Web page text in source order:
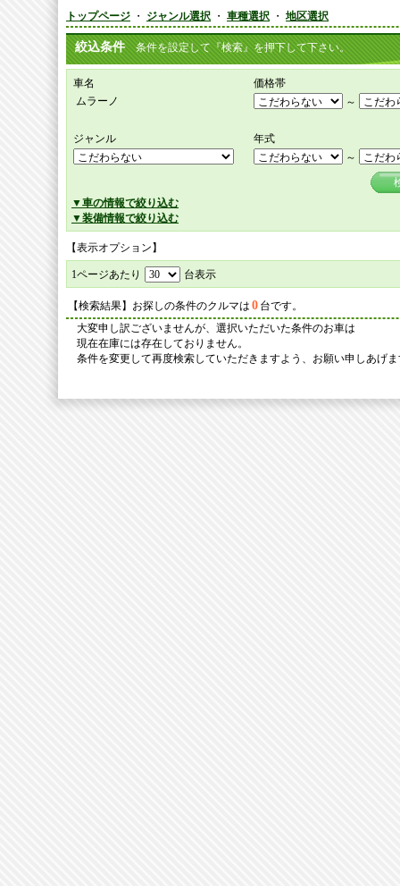
トップページ ・ ジャンル選択 ・ 車種選択 ・ 地区選択
絞込条件 条件を設定して『検索』を押下して下さい。
車名
価格帯
ムラーノ
～
ジャンル
年式
～
▼車の情報で絞り込む
▼装備情報で絞り込む
【表示オプション】
1ページあたり 台表示
【検索結果】お探しの条件のクルマは 0 台です。
大変申し訳ございませんが、選択いただいた条件のお車は
現在在庫には存在しておりません。
条件を変更して再度検索していただきますよう、お願い申しあげ